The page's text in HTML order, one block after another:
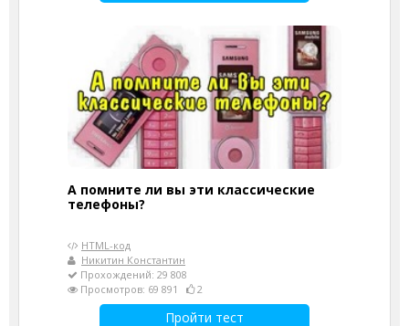
А помните ли вы эти классические
телефоны?
HTML-код
Никитин Константин
Прохождений: 29 808
Просмотров: 69 891
2
Пройти тест